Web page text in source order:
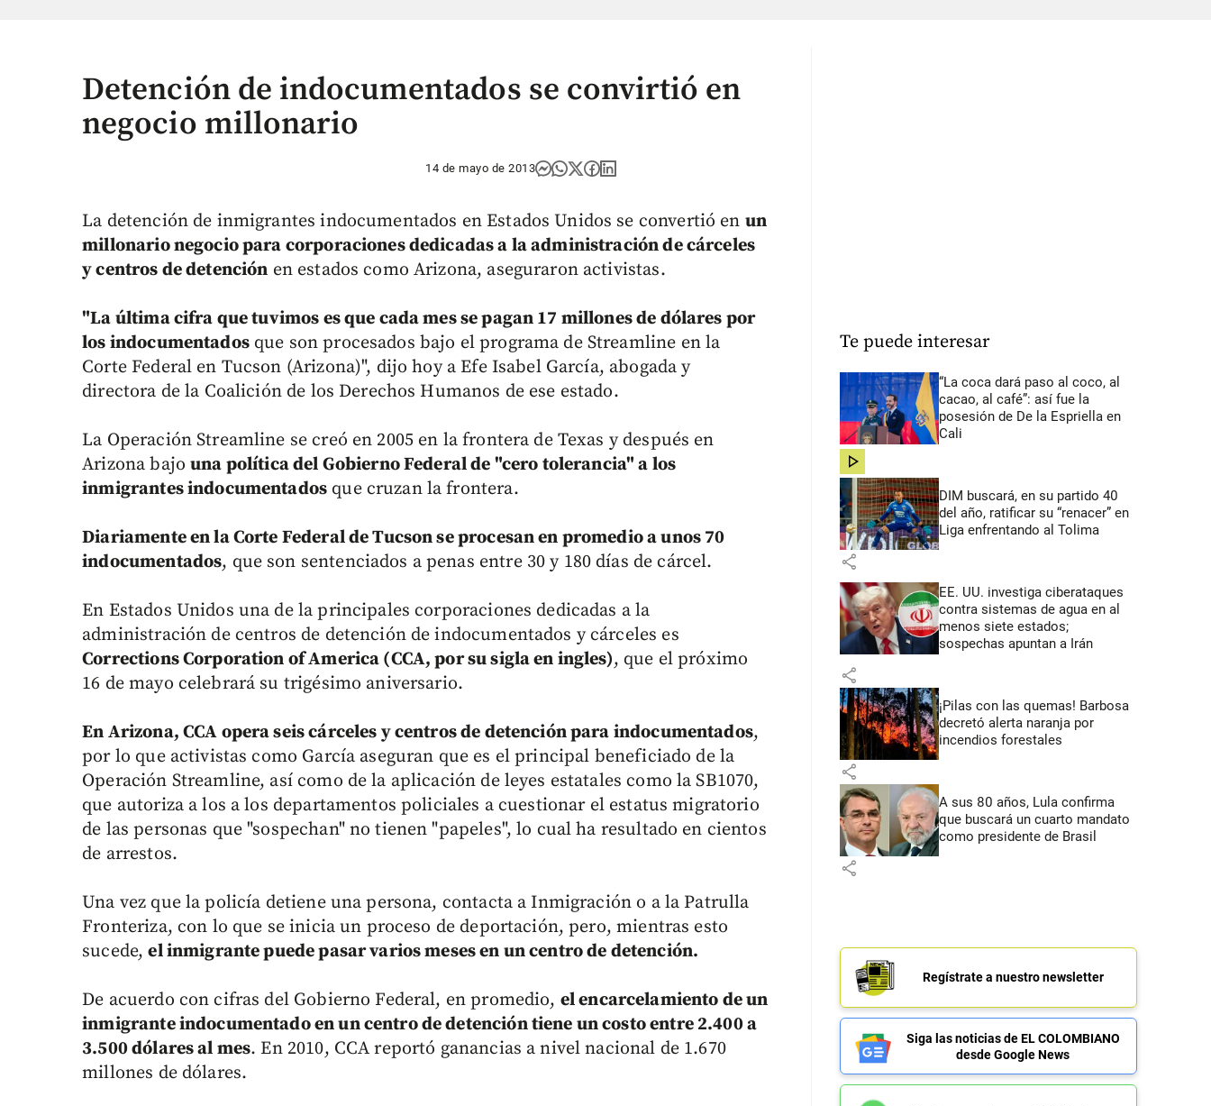
Detención de indocumentados se convirtió en
negocio millonario
14 de mayo de 2013
La detención de inmigrantes indocumentados en Estados Unidos se convertió en un
millonario negocio para corporaciones dedicadas a la administración de cárceles
y centros de detención en estados como Arizona, aseguraron activistas.
"La última cifra que tuvimos es que cada mes se pagan 17 millones de dólares por
los indocumentadosque son procesados bajo el programa de Streamline en la
Corte Federal en Tucson (Arizona)", dijo hoy a Efe Isabel García, abogada y
directora de la Coalición de los Derechos Humanos de ese estado.
La Operación Streamline se creó en 2005 en la frontera de Texas y después en
Arizona bajouna política del Gobierno Federal de "cero tolerancia" a los
inmigrantes indocumentados que cruzan la frontera.
Diariamente en la Corte Federal de Tucson se procesan en promedio a unos 70
indocumentados, que son sentenciados a penas entre 30 y 180 días de cárcel.
En Estados Unidos una de la principales corporaciones dedicadas a la
administración de centros de detención de indocumentados y cárceles es
Corrections Corporation of America (CCA, por su sigla en ingles), que el próximo
16 de mayo celebrará su trigésimo aniversario.
En Arizona, CCA opera seis cárceles y centros de detención para indocumentados,
por lo que activistas como García aseguran que es el principal beneficiado de la
Operación Streamline, así como de la aplicación de leyes estatales como la SB1070,
que autoriza a los a los departamentos policiales a cuestionar el estatus migratorio
de las personas que "sospechan" no tienen "papeles", lo cual ha resultado en cientos
de arrestos.
Una vez que la policía detiene una persona, contacta a Inmigración o a la Patrulla
Fronteriza, con lo que se inicia un proceso de deportación, pero, mientras esto
sucede,el inmigrante puede pasar varios meses en un centro de detención.
De acuerdo con cifras del Gobierno Federal, en promedio, el encarcelamiento de un
inmigrante indocumentado en un centro de detención tiene un costo entre 2.400 a
3.500 dólares al mes. En 2010, CCA reportó ganancias a nivel nacional de 1.670
millones de dólares.
Te puede interesar
“La coca dará paso al coco, al
cacao, al café”: así fue la
posesión de De la Espriella en
Cali
share
DIM buscará, en su partido 40
del año, ratificar su “renacer” en
Liga enfrentando al Tolima
share
EE. UU. investiga ciberataques
contra sistemas de agua en al
menos siete estados;
sospechas apuntan a Irán
share
¡Pilas con las quemas! Barbosa
decretó alerta naranja por
incendios forestales
share
A sus 80 años, Lula confirma
que buscará un cuarto mandato
como presidente de Brasil
share
Regístrate a nuestro newsletter
Siga las noticias de EL COLOMBIANO
desde Google News